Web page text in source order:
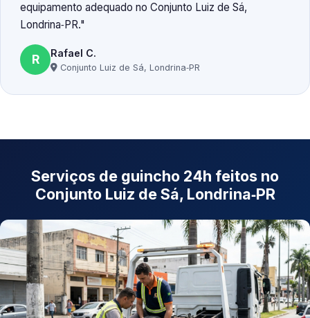
equipamento adequado no Conjunto Luiz de Sá,
Londrina‑PR.
R Rafael C.
Conjunto Luiz de Sá, Londrina‑PR
Serviços de guincho 24h feitos no
Conjunto Luiz de Sá, Londrina‑PR